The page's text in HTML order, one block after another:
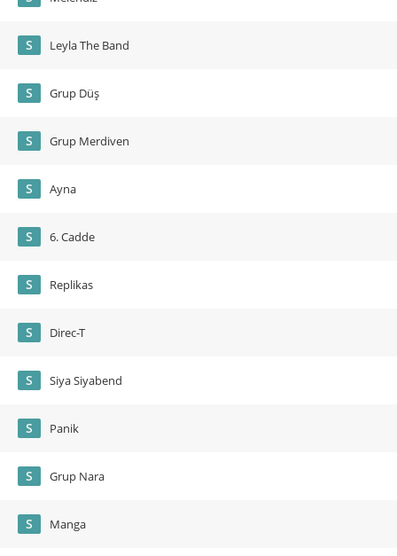
S Leyla The Band
S Grup Düş
S Grup Merdiven
S Ayna
S 6. Cadde
S Replikas
S Direc-T
S Siya Siyabend
S Panik
S Grup Nara
S Manga